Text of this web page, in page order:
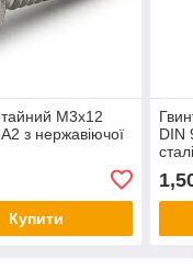
М3х12
з нержавіючої
Купити
DIN